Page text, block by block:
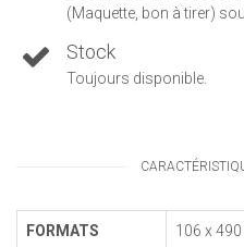
(Maquette, bon à tirer)
Stock
Toujours disponible.
FORMATS 106 x